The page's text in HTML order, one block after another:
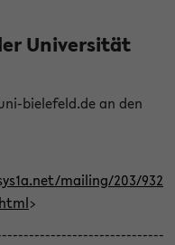
Universität
bielefeld.de an den
mailing/203/932
>